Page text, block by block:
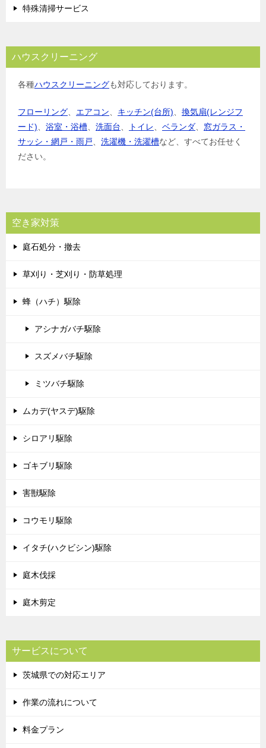
特殊清掃サービス
ハウスクリーニング
各種ハウスクリーニングも対応しております。
フローリング エアコン キッチン(台所)
換気扇(レンジフ
ード)
浴室・浴槽 洗面台 トイレ ベランダ
窓ガラス・
サッシ・網戸・雨戸
洗濯機・洗濯槽など、すべてお任せく
ださい。
空き家対策
庭石処分・撤去
草刈り・芝刈り・防草処理
蜂（ハチ）駆除
アシナガバチ駆除
スズメバチ駆除
ミツバチ駆除
ムカデ(ヤスデ)駆除
シロアリ駆除
ゴキブリ駆除
害獣駆除
コウモリ駆除
イタチ(ハクビシン)駆除
庭木伐採
庭木剪定
サービスについて
茨城県での対応エリア
作業の流れについて
料金プラン